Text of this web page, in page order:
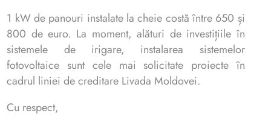
1 kW de panouri instalate la cheie costă între 650 și
800 de euro. La moment, alături de investițiile în
sistemele de irigare, instalarea sistemelor
fotovoltaice sunt cele mai solicitate proiecte în
cadrul liniei de creditare Livada Moldovei.
Cu respect,